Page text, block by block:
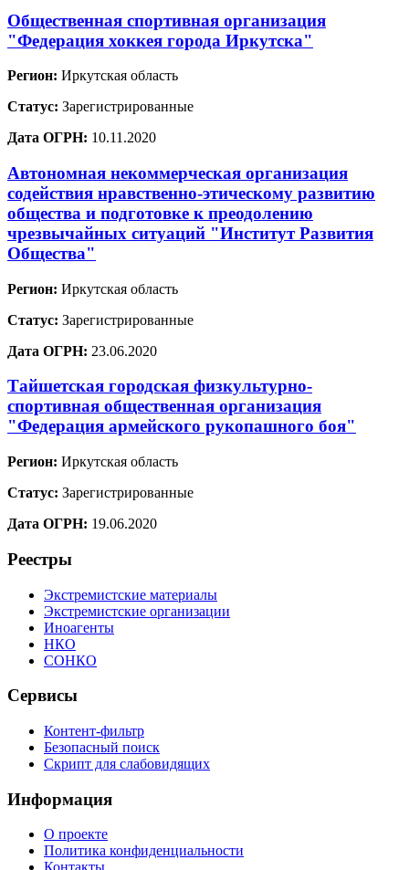
Общественная спортивная организация
"Федерация хоккея города Иркутска"
Регион: Иркутская область
Статус: Зарегистрированные
Дата ОГРН: 10.11.2020
Автономная некоммерческая организация
содействия нравственно-этическому развитию
общества и подготовке к преодолению
чрезвычайных ситуаций "Институт Развития
Общества"
Регион: Иркутская область
Статус: Зарегистрированные
Дата ОГРН: 23.06.2020
Тайшетская городская физкультурно-
спортивная общественная организация
"Федерация армейского рукопашного боя"
Регион: Иркутская область
Статус: Зарегистрированные
Дата ОГРН: 19.06.2020
Реестры
Экстремистские материалы
Экстремистские организации
Иноагенты
НКО
СОНКО
Сервисы
Контент-фильтр
Безопасный поиск
Скрипт для слабовидящих
Информация
О проекте
Политика конфиденциальности